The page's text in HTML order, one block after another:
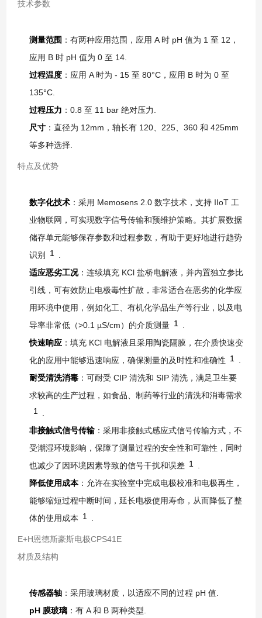
技术参数
测量范围 ：有两种应用范围，应用 A 时 pH 值为 1 至 12，
应用 B 时 pH 值为 0 至 14.
过程温度：应用 A 时为 - 15 至 80°C，应用 B 时为 0 至
135°C.
过程压力 ：0.8 至 11 bar 绝对压力.
尺寸：直径为 12mm，轴长有 120、225、360 和 425mm
等多种选择.
特点及优势
数字化技术：采用 Memosens 2.0 数字技术，支持 IIoT 工
业物联网，可实现数字信号传输和预维护策略。其扩展数据
储存单元能够保存参数和过程参数，有助于更好地进行趋势
识别
1
适应恶劣工况：连续填充 KCl 盐桥电解液，并内置独立参比
引线，可有效防止电极毒性扩散，非常适合在恶劣的化学应
用环境中使用，例如化工、有机化学品生产等行业，以及电
导率非常低（>0.1 µS/cm）的介质测量 1
快速响应：填充 KCl 电解液且采用陶瓷隔膜，在介质快速变
化的应用中能够迅速响应，确保测量的及时性和准确性 1
耐受清洗消毒：可耐受 CIP 清洗和 SIP 清洗，满足卫生要
求较高的生产过程，如食品、制药等行业的清洗和消毒需求
1
非接触式信号传输：采用非接触式感应式信号传输方式，不
受潮湿环境影响，保障了测量过程的安全性和可靠性，同时
也减少了因环境因素导致的信号干扰和误差 1
降低使用成本：允许在实验室中完成电极校准和电极再生，
能够缩短过程中断时间，延长电极使用寿命，从而降低了整
体的使用成本 1
E+H恩德斯豪斯电极CPS41E
材质及结构
传感器轴：采用玻璃材质，以适应不同的过程 pH 值.
pH 膜玻璃：有 A 和 B 两种类型.